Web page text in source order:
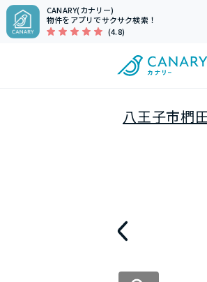
CANARY(カナリー)
物件をアプリでサクサク検索！
(4.8)
八王子市椚